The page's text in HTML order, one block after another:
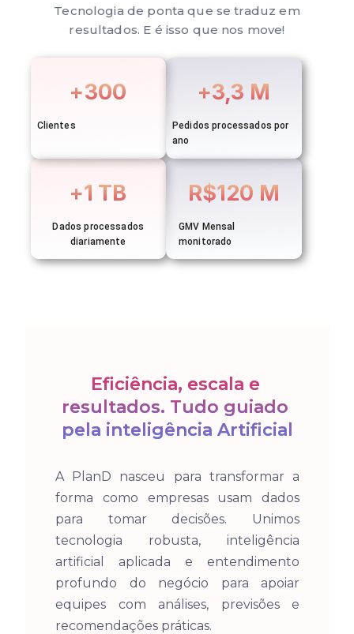
Tecnologia de ponta que se traduz em
resultados. E é isso que nos move!
+300
Clientes
+3,3 M
Pedidos processados por
ano
+1 TB
Dados processados
diariamente
R$120 M
GMV Mensal
monitorado
Eficiência, escala e
resultados. Tudo guiado
pela inteligência Artificial
A PlanD nasceu para transformar a
forma como empresas usam dados
para tomar decisões. Unimos
tecnologia robusta, inteligência
artificial aplicada e entendimento
profundo do negócio para apoiar
equipes com análises, previsões e
recomendações práticas.